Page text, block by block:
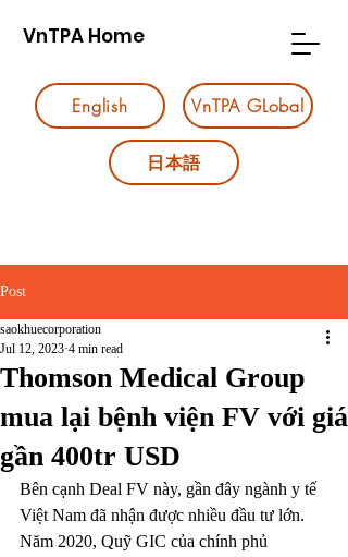
VnTPA Home
English VnTPA GLobal
日本語
Post
Thomson Medical Group
mua lại bệnh viện FV với giá
gần 400tr USD
saokhuecorporation
Jul 12, 2023 4 min read
Bên cạnh Deal FV này, gần đây ngành y tế
Việt Nam đã nhận được nhiều đầu tư lớn.
Năm 2020, Quỹ GIC của chính phủ